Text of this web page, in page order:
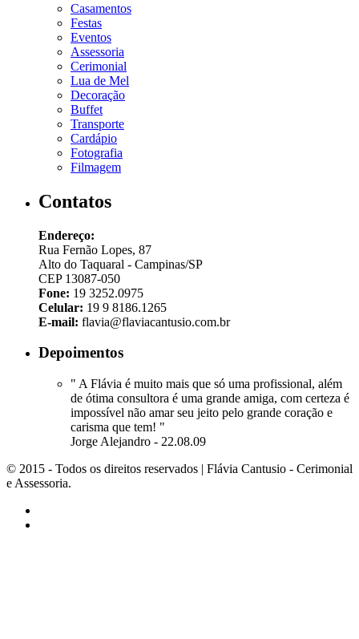
Casamentos
Festas
Eventos
Assessoria
Cerimonial
Lua de Mel
Decoração
Buffet
Transporte
Cardápio
Fotografia
Filmagem
Contatos
Endereço:
Rua Fernão Lopes, 87
Alto do Taquaral - Campinas/SP
CEP 13087-050
Fone: 19 3252.0975
Celular: 19 9 8186.1265
E-mail: flavia@flaviacantusio.com.br
Depoimentos
" A Flávia é muito mais que só uma profissional, além
de ótima consultora é uma grande amiga, com certeza é
impossível não amar seu jeito pelo grande coração e
carisma que tem! "
Jorge Alejandro - 22.08.09
© 2015 - Todos os direitos reservados | Flávia Cantusio - Cerimonial
e Assessoria.